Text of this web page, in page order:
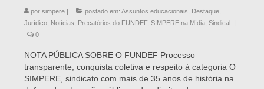
por simpere postado em: Assuntos educacionais Destaque
Jurídico
Notícias Precatórios do FUNDEF, SIMPERE na Mídia Sindical
0
NOTA PÚBLICA SOBRE O FUNDEF Processo
transparente, conquista coletiva e respeito à categoria O
SIMPERE, sindicato com mais de 35 anos de história na